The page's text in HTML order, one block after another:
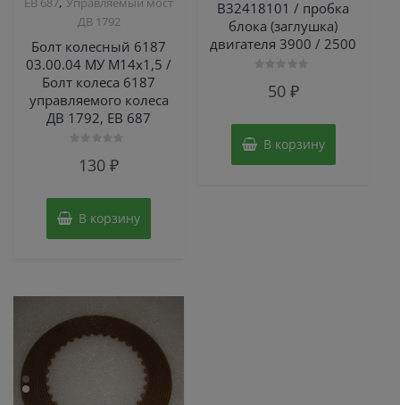
ДВ 1792
Болт колесный 6187
03.00.04 МУ М14х1,5 /
Болт колеса 6187
управляемого колеса
ДВ 1792, ЕВ 687
130₽
В корзину
В32418101 / пробка
блока (заглушка)
двигателя 3900 / 2500
50 ₽
В корзину